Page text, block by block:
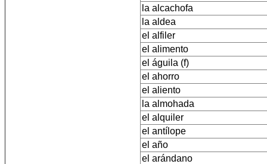
la alcachofa
la aldea
el alfiler
el alimento
el águila (f)
el ahorro
el aliento
la almohada
el alquiler
el antílope
el año
el arándano